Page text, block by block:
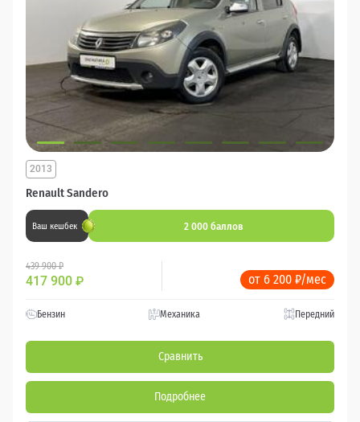
Renault Sandero
2013
Ваш кешбек 2 000 баллов
439 900 ₽
417 900 ₽ от 6 200 ₽/мес
Бензин Механика Передний
Сравнить
Подробнее